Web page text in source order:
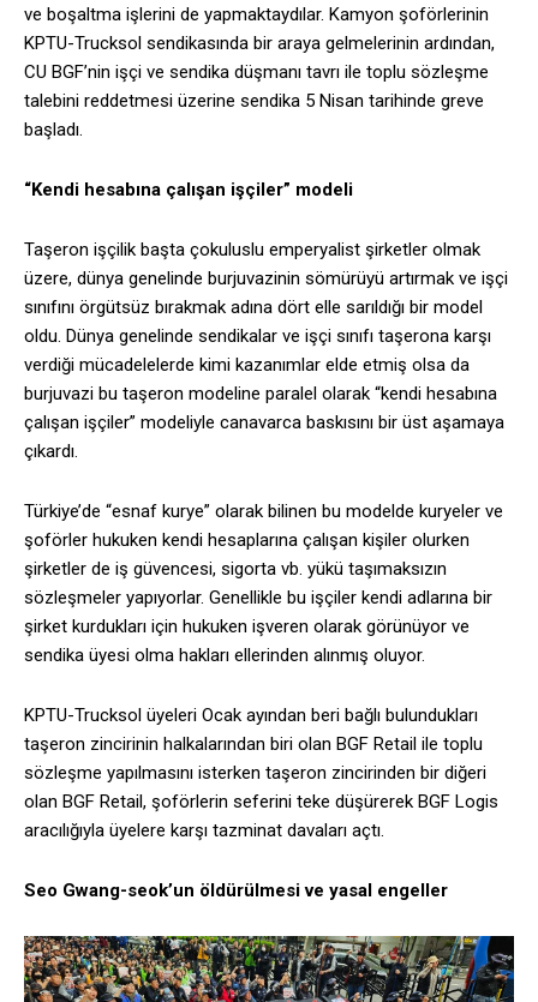
ve boşaltma işlerini de yapmaktaydılar. Kamyon şoförlerinin
KPTU-Trucksol sendikasında bir araya gelmelerinin ardından,
CU BGF’nin işçi ve sendika düşmanı tavrı ile toplu sözleşme
talebini reddetmesi üzerine sendika 5 Nisan tarihinde greve
başladı.
“Kendi hesabına çalışan işçiler” modeli
Taşeron işçilik başta çokuluslu emperyalist şirketler olmak
üzere, dünya genelinde burjuvazinin sömürüyü artırmak ve işçi
sınıfını örgütsüz bırakmak adına dört elle sarıldığı bir model
oldu. Dünya genelinde sendikalar ve işçi sınıfı taşerona karşı
verdiği mücadelelerde kimi kazanımlar elde etmiş olsa da
burjuvazi bu taşeron modeline paralel olarak “kendi hesabına
çalışan işçiler” modeliyle canavarca baskısını bir üst aşamaya
çıkardı.
Türkiye’de “esnaf kurye” olarak bilinen bu modelde kuryeler ve
şoförler hukuken kendi hesaplarına çalışan kişiler olurken
şirketler de iş güvencesi, sigorta vb. yükü taşımaksızın
sözleşmeler yapıyorlar. Genellikle bu işçiler kendi adlarına bir
şirket kurdukları için hukuken işveren olarak görünüyor ve
sendika üyesi olma hakları ellerinden alınmış oluyor.
KPTU-Trucksol üyeleri Ocak ayından beri bağlı bulundukları
taşeron zincirinin halkalarından biri olan BGF Retail ile toplu
sözleşme yapılmasını isterken taşeron zincirinden bir diğeri
olan BGF Retail, şoförlerin seferini teke düşürerek BGF Logis
aracılığıyla üyelere karşı tazminat davaları açtı.
Seo Gwang-seok’un öldürülmesi ve yasal engeller